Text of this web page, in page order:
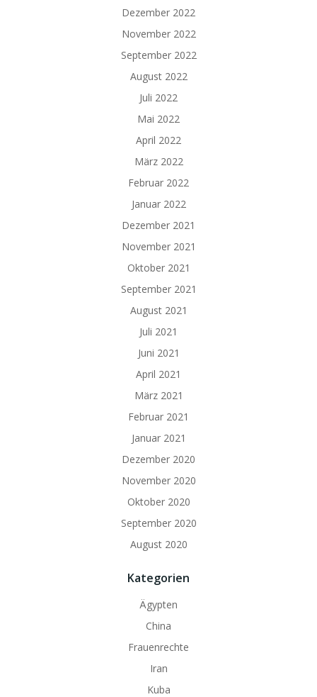
Dezember 2022
November 2022
September 2022
August 2022
Juli 2022
Mai 2022
April 2022
März 2022
Februar 2022
Januar 2022
Dezember 2021
November 2021
Oktober 2021
September 2021
August 2021
Juli 2021
Juni 2021
April 2021
März 2021
Februar 2021
Januar 2021
Dezember 2020
November 2020
Oktober 2020
September 2020
August 2020
Kategorien
Ägypten
China
Frauenrechte
Iran
Kuba